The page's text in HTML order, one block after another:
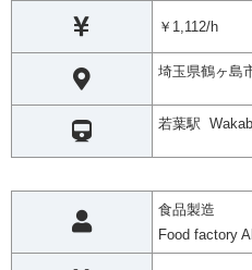
￥1,112/h
埼玉県鶴ヶ島
若葉駅
食品製造
Food factory